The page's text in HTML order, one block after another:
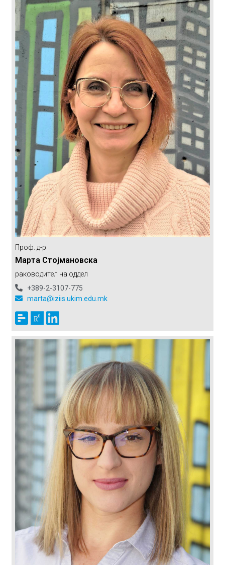
Проф. д-р
Марта Стојмановска
раководител на оддел
+389-2-3107-775
marta@iziis.ukim.edu.mk